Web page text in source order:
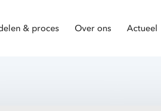
& proces Over ons Actueel